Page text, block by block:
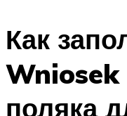
Как
Wniosek
поляка